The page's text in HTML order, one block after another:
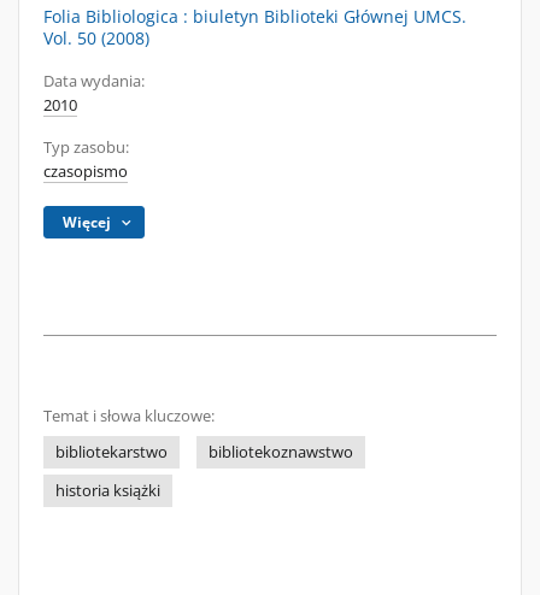
Folia Bibliologica : biuletyn Biblioteki Głównej UMCS.
Vol. 50 (2008)
Data wydania:
2010
Typ zasobu:
czasopismo
Więcej
Temat i słowa kluczowe:
bibliotekarstwo
bibliotekoznawstwo
historia książki